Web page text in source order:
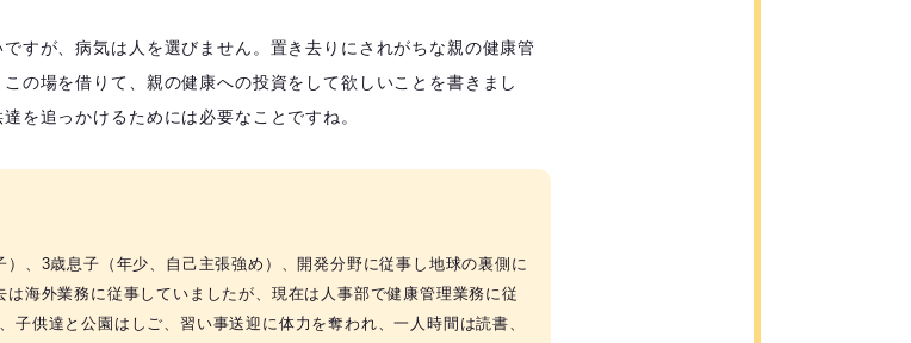
すが、病気は人を選びません。置き去りにされがちな親の健康管
の場を借りて、親の健康への投資をして欲しいことを書きまし
を追っかけるためには必要なことですね。
、3歳息子（年少、自己主張強め）、開発分野に従事し地球の裏側に
海外業務に従事していましたが、現在は人事部で健康管理業務に従
子供達と公園はしご、習い事送迎に体力を奪われ、一人時間は読書、